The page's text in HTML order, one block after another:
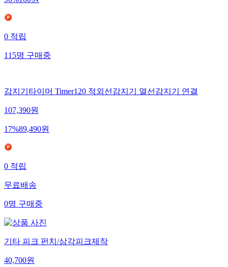
0 적립
115명 구매중
감지기타이머 Timer120 적외선감지기 열선감지기 연결
107,390원
17%89,490원
0적립
무료배송
0명구매중
기타 피크 펀치/삼각피크제작
40,700원